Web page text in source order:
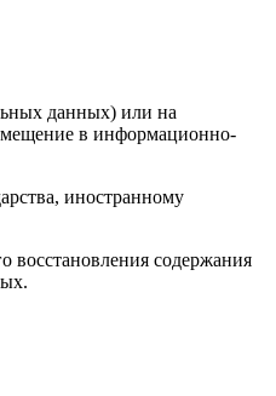
данных) или на
в информационно-
иностранному
восстановления содержания